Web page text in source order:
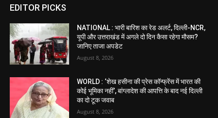
EDITOR PICKS
NATIONAL : भारी बारिश का रेड अलर्ट, दिल्ली-NCR,
यूपी और उत्तराखंड में अगले दो दिन कैसा रहेगा मौसम?
जानिए ताजा अपडेट
August 8, 2026
WORLD : ‘शेख हसीना की प्रेस कॉन्फ्रेंस में भारत की
कोई भूमिका नहीं’, बांग्लादेश की आपत्ति के बाद नई दिल्ली
का दो टूक जवाब
August 8, 2026